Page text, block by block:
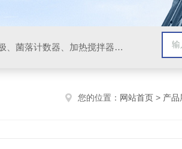
PH/ORP计、电导率/电阻率仪、余氯、溶解氧、浊度、COD、电极、菌落计数器、加热搅拌器、蒸馏水制造器、标准液、电缆线、计量泵、加药装置、可燃气体探测器、防爆声光报警器、家用可燃气体报警器、风速仪、红外线测温仪、声级计
您的位置： 网站首页 > 产品